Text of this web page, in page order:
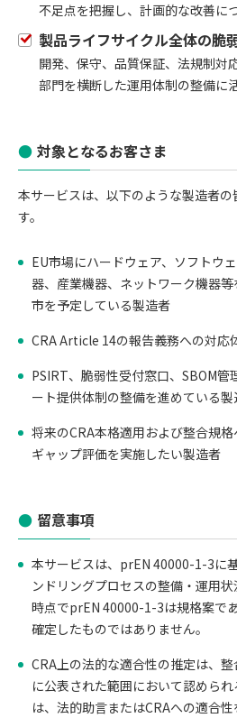
不足点を把握し、計画的な改善に
製品ライフサイクル全体の脆
開発、保守、品質保証、法規制対
部門を横断した運用体制の整備に
対象となるお客さま
本サービスは、以下のような製造者
す。
EU市場にハードウェア、ソフトウ
器、産業機器、ネットワーク機器
市を予定している製造者
CRA Article 14の報告義務への対応
PSIRT、脆弱性受付窓口、SBOM
ート提供体制の整備を進めている製
将来のCRA本格適用および整合規
ギャップ評価を実施したい製造者
留意事項
本サービスは、prEN 40000-1-3に
ンドリングプロセスの整備・運用
時点でprEN 40000-1-3は規格案で
確定したものではありません。
CRA上の法的な適合性の推定は、
に公表された範囲において認めら
は、法的助言またはCRAへの適合